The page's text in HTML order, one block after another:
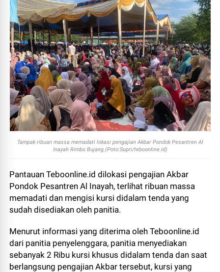
Tampak ribuan massa memadati lokasi pengajian Akbar Pondok Pesantren Al
Inayah Rimbo Bujang.(Poto:Supri/teboonline.id)
Pantauan Teboonline.id dilokasi pengajian Akbar
Pondok Pesantren Al Inayah, terlihat ribuan massa
memadati dan mengisi kursi didalam tenda yang
sudah disediakan oleh panitia.
Menurut informasi yang diterima oleh Teboonline.id
dari panitia penyelenggara, panitia menyediakan
sebanyak 2 Ribu kursi khusus didalam tenda dan saat
berlangsung pengajian Akbar tersebut, kursi yang